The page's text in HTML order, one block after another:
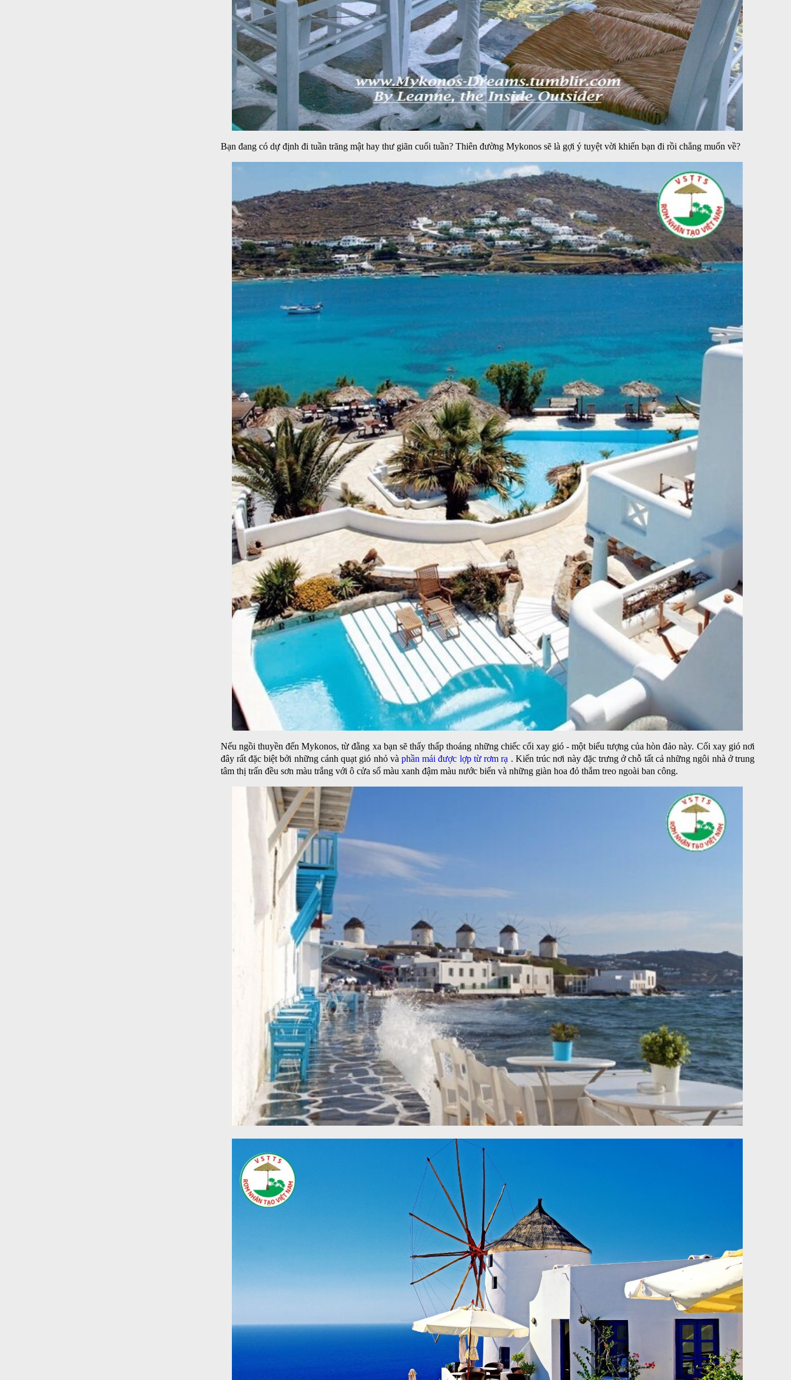
Bạn đang có dự định đi tuần trăng mật hay thư giãn cuối tuần? Thiên đường Mykonos sẽ là gợi ý tuyệt vời khiến bạn đi rồi chẳng muốn về?
Nếu ngồi thuyền đến Mykonos, từ đằng xa bạn sẽ thấy thấp thoáng những chiếc cối xay gió - một biểu tượng của hòn đảo này. Cối xay gió nơi
đây rất đặc biệt bởi những cánh quạt gió nhỏ và phần mái được lợp từ rơm rạ . Kiến trúc nơi này đặc trưng ở chỗ tất cả những ngôi nhà ở trung
tâm thị trấn đều sơn màu trắng với ô cửa sổ màu xanh đậm màu nước biển và những giàn hoa đỏ thắm treo ngoài ban công.